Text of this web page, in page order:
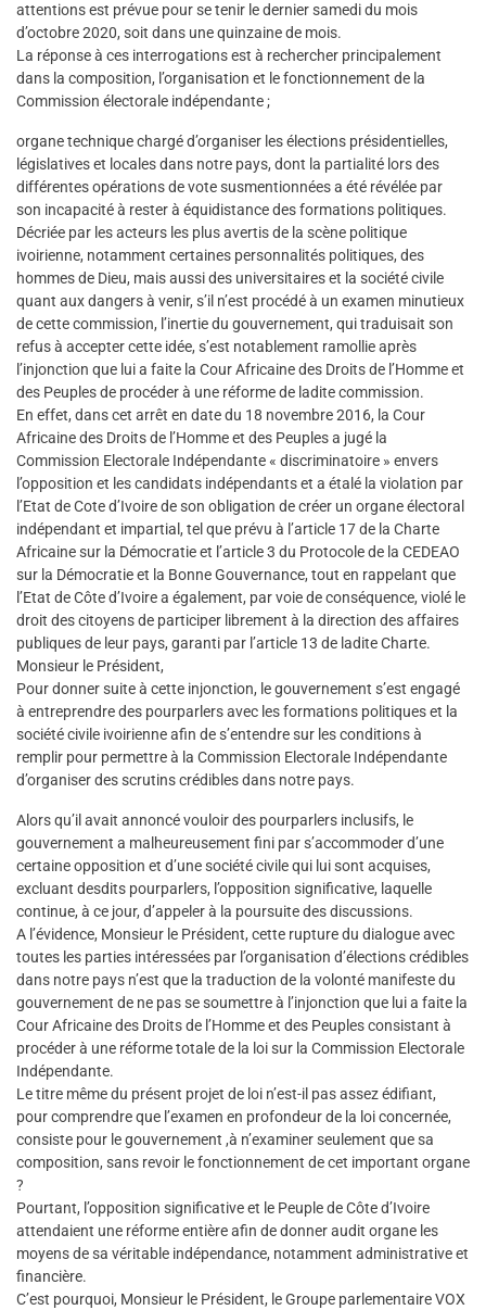
attentions est prévue pour se tenir le dernier samedi du mois
d’octobre 2020, soit dans une quinzaine de mois.
La réponse à ces interrogations est à rechercher principalement
dans la composition, l’organisation et le fonctionnement de la
Commission électorale indépendante ;
organe technique chargé d’organiser les élections présidentielles,
législatives et locales dans notre pays, dont la partialité lors des
différentes opérations de vote susmentionnées a été révélée par
son incapacité à rester à équidistance des formations politiques.
Décriée par les acteurs les plus avertis de la scène politique
ivoirienne, notamment certaines personnalités politiques, des
hommes de Dieu, mais aussi des universitaires et la société civile
quant aux dangers à venir, s’il n’est procédé à un examen minutieux
de cette commission, l’inertie du gouvernement, qui traduisait son
refus à accepter cette idée, s’est notablement ramollie après
l’injonction que lui a faite la Cour Africaine des Droits de l’Homme et
des Peuples de procéder à une réforme de ladite commission.
En effet, dans cet arrêt en date du 18 novembre 2016, la Cour
Africaine des Droits de l’Homme et des Peuples a jugé la
Commission Electorale Indépendante « discriminatoire » envers
l’opposition et les candidats indépendants et a étalé la violation par
l’Etat de Cote d’Ivoire de son obligation de créer un organe électoral
indépendant et impartial, tel que prévu à l’article 17 de la Charte
Africaine sur la Démocratie et l’article 3 du Protocole de la CEDEAO
sur la Démocratie et la Bonne Gouvernance, tout en rappelant que
l’Etat de Côte d’Ivoire a également, par voie de conséquence, violé le
droit des citoyens de participer librement à la direction des affaires
publiques de leur pays, garanti par l’article 13 de ladite Charte.
Monsieur le Président,
Pour donner suite à cette injonction, le gouvernement s’est engagé
à entreprendre des pourparlers avec les formations politiques et la
société civile ivoirienne afin de s’entendre sur les conditions à
remplir pour permettre à la Commission Electorale Indépendante
d’organiser des scrutins crédibles dans notre pays.
Alors qu’il avait annoncé vouloir des pourparlers inclusifs, le
gouvernement a malheureusement fini par s’accommoder d’une
certaine opposition et d’une société civile qui lui sont acquises,
excluant desdits pourparlers, l’opposition significative, laquelle
continue, à ce jour, d’appeler à la poursuite des discussions.
A l’évidence, Monsieur le Président, cette rupture du dialogue avec
toutes les parties intéressées par l’organisation d’élections crédibles
dans notre pays n’est que la traduction de la volonté manifeste du
gouvernement de ne pas se soumettre à l’injonction que lui a faite la
Cour Africaine des Droits de l’Homme et des Peuples consistant à
procéder à une réforme totale de la loi sur la Commission Electorale
Indépendante.
Le titre même du présent projet de loi n’est-il pas assez édifiant,
pour comprendre que l’examen en profondeur de la loi concernée,
consiste pour le gouvernement ,à n’examiner seulement que sa
composition, sans revoir le fonctionnement de cet important organe
?
Pourtant, l’opposition significative et le Peuple de Côte d’Ivoire
attendaient une réforme entière afin de donner audit organe les
moyens de sa véritable indépendance, notamment administrative et
financière.
C’est pourquoi, Monsieur le Président, le Groupe parlementaire VOX